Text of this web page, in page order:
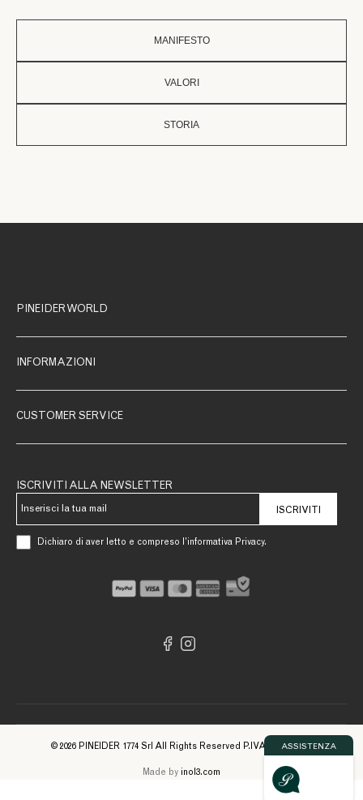
MANIFESTO
VALORI
STORIA
PINEIDER WORLD
INFORMAZIONI
CUSTOMER SERVICE
ISCRIVITI ALLA NEWSLETTER
ISCRIVITI
Dichiaro di aver letto e compreso l’informativa Privacy.
© 2026 PINEIDER 1774 Srl All Rights Reserved P.IVA 09561740961
Made by inol3.com
ASSISTENZA